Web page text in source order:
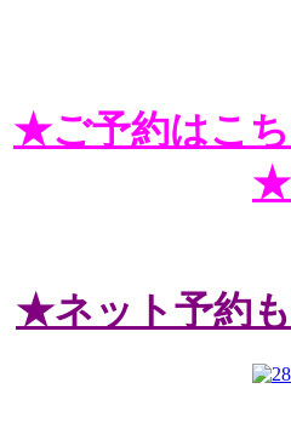
★ご予約はこ
★
★ネット予約